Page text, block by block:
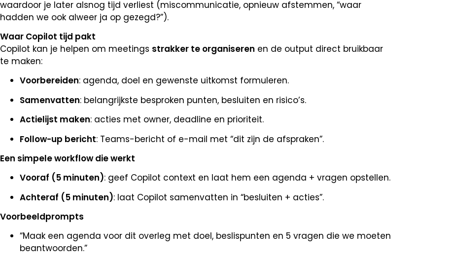
waardoor je later alsnog tijd verliest (miscommunicatie, opnieuw afstemmen, “waar
hadden we ook alweer ja op gezegd?”).
Waar Copilot tijd pakt
Copilot kan je helpen om meetings strakker te organiseren en de output direct bruikbaar
te maken:
Voorbereiden: agenda, doel en gewenste uitkomst formuleren.
Samenvatten: belangrijkste besproken punten, besluiten en risico’s.
Actielijst maken: acties met owner, deadline en prioriteit.
Follow-up bericht: Teams-bericht of e-mail met “dit zijn de afspraken”.
Een simpele workflow die werkt
Vooraf (5 minuten): geef Copilot context en laat hem een agenda + vragen opstellen.
Achteraf (5 minuten): laat Copilot samenvatten in “besluiten + acties”.
Voorbeeldprompts
“Maak een agenda voor dit overleg met doel, beslispunten en 5 vragen die we moeten
beantwoorden.”